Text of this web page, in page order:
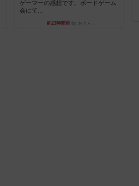
ゲーマーの感想です。ボードゲーム
会にて...
約23時間前by おとん